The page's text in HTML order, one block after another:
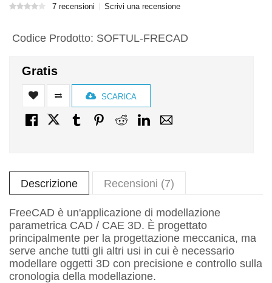
7 recensioni Scrivi una recensione
Codice Prodotto: SOFTUL-FRECAD
Gratis
SCARICA
Descrizione Recensioni (7)
FreeCAD è un'applicazione di modellazione
parametrica CAD / CAE 3D. È progettato
principalmente per la progettazione meccanica, ma
serve anche tutti gli altri usi in cui è necessario
modellare oggetti 3D con precisione e controllo sulla
cronologia della modellazione.